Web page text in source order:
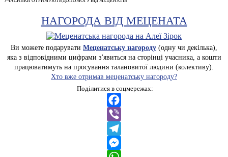
НАГОРОДА ВІД МЕЦЕНАТА
Ви можете подарувати Меценатську нагороду (одну чи декілька),
яка з відповідними цифрами з'явиться на сторінці учасника, а кошти
працюватимуть на просування талановитої людини (колективу).
Хто вже отримав меценатську нагороду?
Поділитися в соцмережах:
Facebook
Viber
Telegram